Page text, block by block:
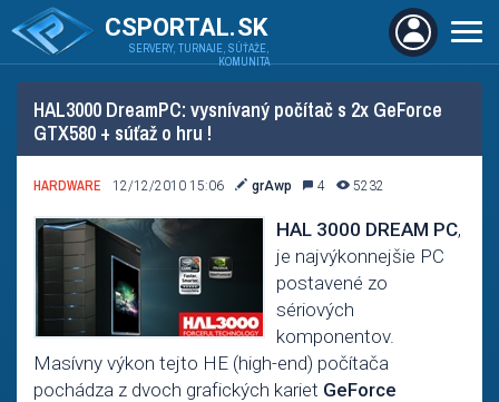
CSPORTAL.SK
SERVERY, TURNAJE, SÚŤAŽE,
KOMUNITA
HAL3000 DreamPC: vysnívaný počítač s 2x GeForce
GTX580 + súťaž o hru !
HARDWARE 12/12/2010 15:06 grAwp 4 5232
HAL 3000 DREAM PC,
je najvýkonnejšie PC
postavené zo
sériových
komponentov.
Masívny výkon tejto HE (high-end) počítača
pochádza z dvoch grafických kariet GeForce